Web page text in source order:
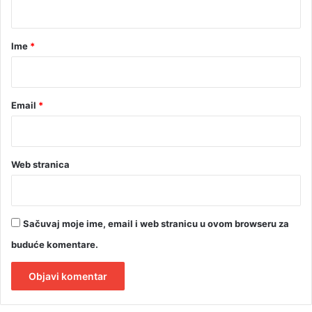
i
h
ž
l
j
a
rIme *
Email *
Web stranica
Sačuvaj moje ime, email i web stranicu u ovom browseru za
buduće komentare.